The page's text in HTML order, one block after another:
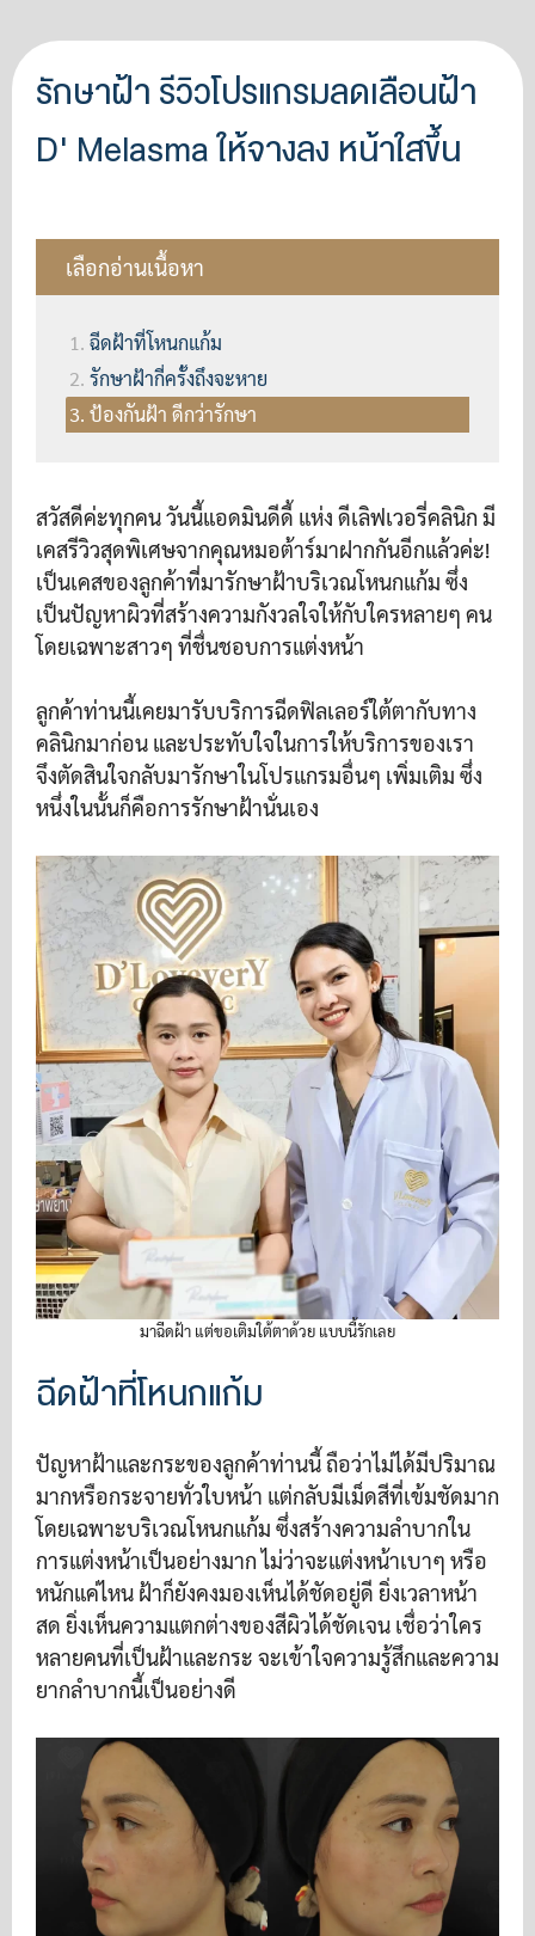
รักษาฝ้า รีวิวโปรแกรมลดเลือนฝ้า
D' Melasma ให้จางลง หน้าใสขึ้น
เลือกอ่านเนื้อหา
ฉีดฝ้าที่โหนกแก้ม
รักษาฝ้ากี่ครั้งถึงจะหาย
ป้องกันฝ้า ดีกว่ารักษา
สวัสดีค่ะทุกคน วันนี้แอดมินดีดี้ แห่ง ดีเลิฟเวอรี่คลินิก มี
เคสรีวิวสุดพิเศษจากคุณหมอต้าร์มาฝากกันอีกแล้วค่ะ!
เป็นเคสของลูกค้าที่มารักษาฝ้าบริเวณโหนกแก้ม ซึ่ง
เป็นปัญหาผิวที่สร้างความกังวลใจให้กับใครหลายๆ คน
โดยเฉพาะสาวๆ ที่ชื่นชอบการแต่งหน้า
ลูกค้าท่านนี้เคยมารับบริการฉีดฟิลเลอร์ใต้ตากับทาง
คลินิกมาก่อน และประทับใจในการให้บริการของเรา
จึงตัดสินใจกลับมารักษาในโปรแกรมอื่นๆ เพิ่มเติม ซึ่ง
หนึ่งในนั้นก็คือการรักษาฝ้านั่นเอง
มาฉีดฝ้า แต่ขอเติมใต้ตาด้วย แบบนี้รักเลย
ฉีดฝ้าที่โหนกแก้ม
ปัญหาฝ้าและกระของลูกค้าท่านนี้ ถือว่าไม่ได้มีปริมาณ
มากหรือกระจายทั่วใบหน้า แต่กลับมีเม็ดสีที่เข้มชัดมาก
โดยเฉพาะบริเวณโหนกแก้ม ซึ่งสร้างความลำบากใน
การแต่งหน้าเป็นอย่างมาก ไม่ว่าจะแต่งหน้าเบาๆ หรือ
หนักแค่ไหน ฝ้าก็ยังคงมองเห็นได้ชัดอยู่ดี ยิ่งเวลาหน้า
สด ยิ่งเห็นความแตกต่างของสีผิวได้ชัดเจน เชื่อว่าใคร
หลายคนที่เป็นฝ้าและกระ จะเข้าใจความรู้สึกและความ
ยากลำบากนี้เป็นอย่างดี